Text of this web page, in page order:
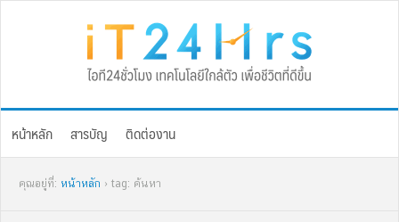
หน้าหลัก สารบัญ ติดต่องาน
คุณอยู่ที่: หน้าหลัก › tag: ค้นหา